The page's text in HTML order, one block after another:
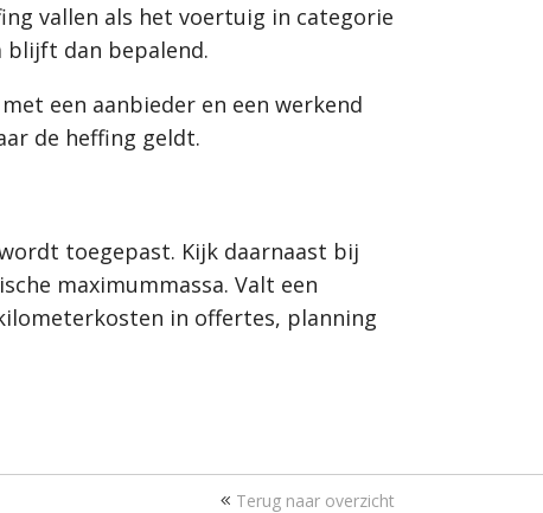
vallen als het voertuig in categorie
blijft dan bepalend.
een aanbieder en een werkend
de heffing geldt.
toegepast. Kijk daarnaast bij
maximummassa. Valt een
in offertes, planning
Terug naar overzicht